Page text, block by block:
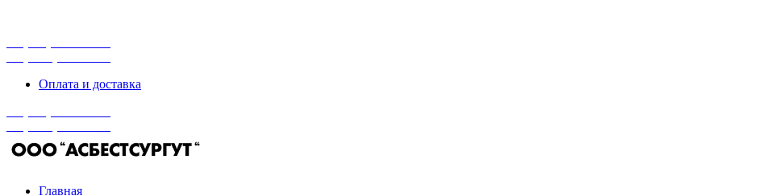
Оплата и доставка
Главная